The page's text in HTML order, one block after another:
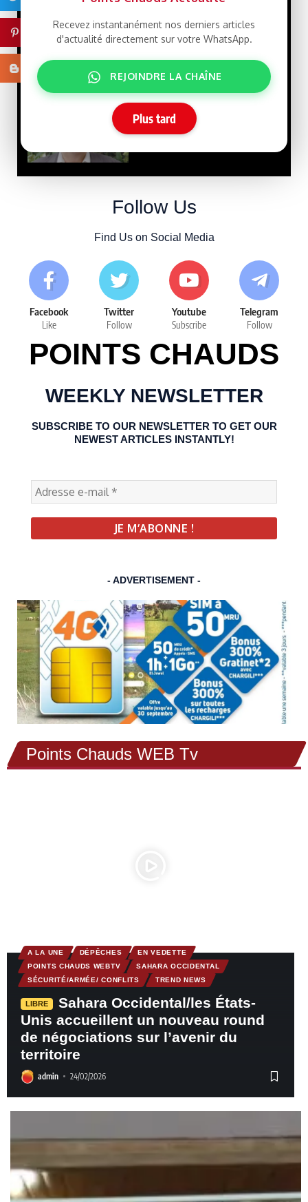
Blogger
LIBRE
Macky Sall défie
15/07/2026
SPONSORISE
entre la Chine et Taïwan
Follow Us
Find Us on Social Media
Facebook
Like
Twitter
Follow
Youtube
Subscribe
Telegram
Follow
POINTS CHAUDS
WEEKLY NEWSLETTER
SUBSCRIBE TO OUR NEWSLETTER TO GET OUR
NEWEST ARTICLES INSTANTLY!
- ADVERTISEMENT -
Points Chauds WEB Tv
A LA UNE DÉPÊCHES
EN VEDETTE
POINTS CHAUDS WEBTV
SAHARA OCCIDENTAL
SÉCURITÉ/ARMÉE/ CONFLITS
TREND NEWS
LIBRE
Sahara Occidental/les États-
Unis accueillent un nouveau round
de négociations sur l’avenir du
territoire
admin 24/02/2026
Recevez instantanément nos derniers articles
d'actualité directement sur votre WhatsApp.
REJOINDRE LA CHAÎNE
Plus tard